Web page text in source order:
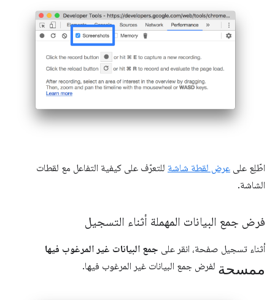
اطّلِع على عرض لقطة شاشة للتعرّف على كيفية التفاعل مع لقطات
الشاشة.
فرض جمع البيانات المهملة أثناء التسجيل
أثناء تسجيل صفحة، انقر على جمع البيانات غير المرغوب فيها
ممسحة لفرض جمع البيانات غير المرغوب فيها.